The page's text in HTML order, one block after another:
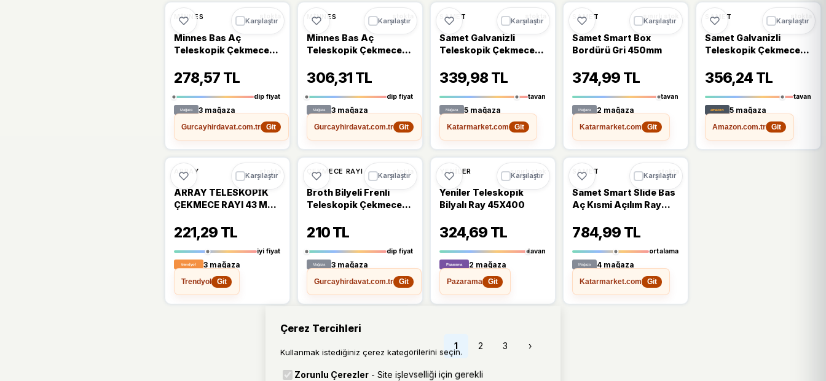
Karşılaştır
%43 🔥
MINNES
Minnes Bas Aç
Teleskopik Çekmece
278,57 TL
dip fiyat
3 mağaza
Gurcayhirdavat.com.tr
Git
Karşılaştır
%41 🔥
MINNES
Minnes Bas Aç
Teleskopik Çekmece
306,31 TL
dip fiyat
3 mağaza
Gurcayhirdavat.com.tr
Git
Karşılaştır
%5
SAMET
Samet Galvanizli
Teleskopik Çekmece
339,98 TL
tavan
5 mağaza
Katarmarket.com
Git
Karşılaştır
SAMET sınırlı stok
Samet Smart Box
Bordürü Gri 450mm
374,99 TL
tavan
2 mağaza
Katarmarket.com
Git
Karşılaştır
%6
SAMET
Samet Galvanizli
Teleskopik Çekmece
356,24 TL
tavan
5 mağaza
Amazon.com.tr
Git
Karşılaştır
%32 🔥
ARRAY
ARRAY TELESKOPİK
ÇEKMECE RAYI 43 MM
221,29 TL
iyi fiyat
3 mağaza
Trendyol
Git
Karşılaştır
%38 🔥
ÇEKMECE RAYI
Broth Bilyeli Frenli
Teleskopik Çekmece
300Mm
210 TL
dip fiyat
3 mağaza
Gurcayhirdavat.com.tr
Git
Karşılaştır
YENILER sınırlı stok
Yeniler Teleskopik
Bilyalı Ray 45X400
324,69 TL
tavan
2 mağaza
Pazarama
Git
Karşılaştır
%13
SAMET
Samet Smart Slide Bas
Aç Kısmi Açılım Ray
784,99 TL
ortalama
4 mağaza
Katarmarket.com
Git
1 2 3 ›
Çerez Tercihleri
Kullanmak istediğiniz çerez kategorilerini seçin.
Zorunlu Çerezler - Site işlevselliği için gerekli